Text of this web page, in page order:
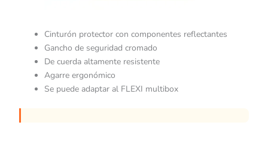
Cinturón protector con componentes reflectantes
Gancho de seguridad cromado
De cuerda altamente resistente
Agarre ergonómico
Se puede adaptar al FLEXI multibox